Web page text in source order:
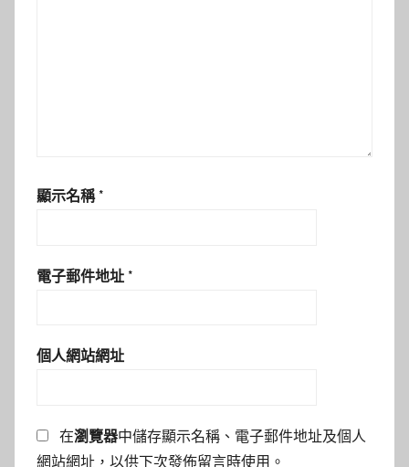
顯示名稱 *
電子郵件地址 *
個人網站網址
在瀏覽器中儲存顯示名稱、電子郵件地址及個人
網站網址，以供下次發佈留言時使用。